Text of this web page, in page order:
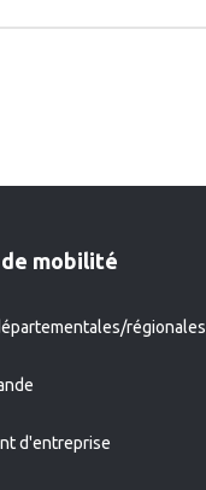
mobilité
régionales
d'entreprise